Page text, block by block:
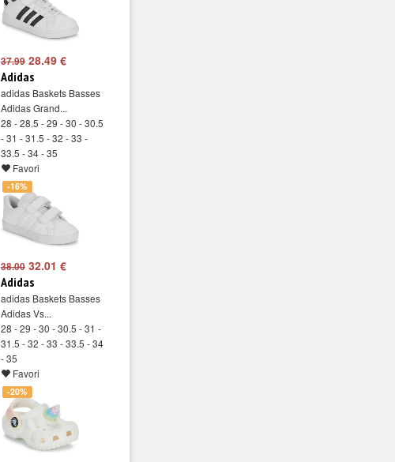
37.99 28.49 €
Adidas
adidas Baskets Basses
Adidas Grand...
28 - 28.5 - 29 - 30 - 30.5
- 31 - 31.5 - 32 - 33 -
33.5 - 34 - 35
Favori
-16%
38.00 32.01 €
Adidas
adidas Baskets Basses
Adidas Vs...
28 - 29 - 30 - 30.5 - 31 -
31.5 - 32 - 33 - 33.5 - 34
- 35
Favori
-20%